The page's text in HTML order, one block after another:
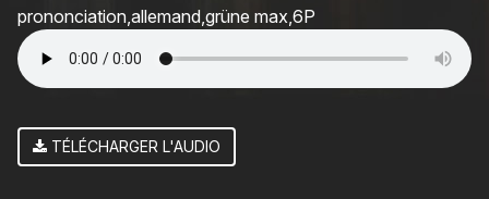
prononciation allemand grüne max 6P
TÉLÉCHARGER L'AUDIO